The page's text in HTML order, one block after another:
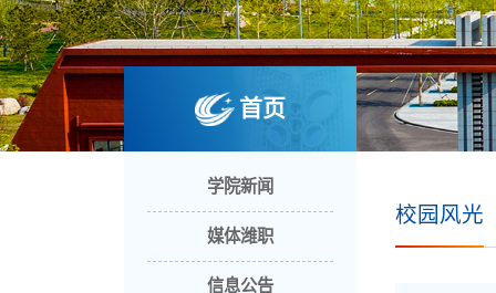
首页
学院新闻
媒体潍职
信息公告
校园风光